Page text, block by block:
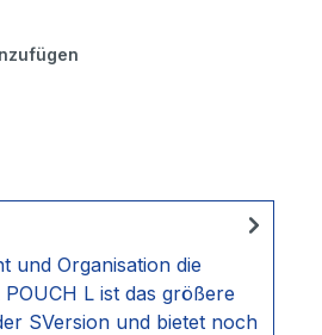
und Organisation die
L ist das größere
SVersion und bietet noch